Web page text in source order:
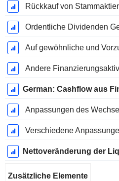
Rückkauf von
Ordentliche Dividenden
Andere
German: Cashflow aus
Anpassungen des
Verschiedene
Nettoveränderung der
Zusätzliche Elemente